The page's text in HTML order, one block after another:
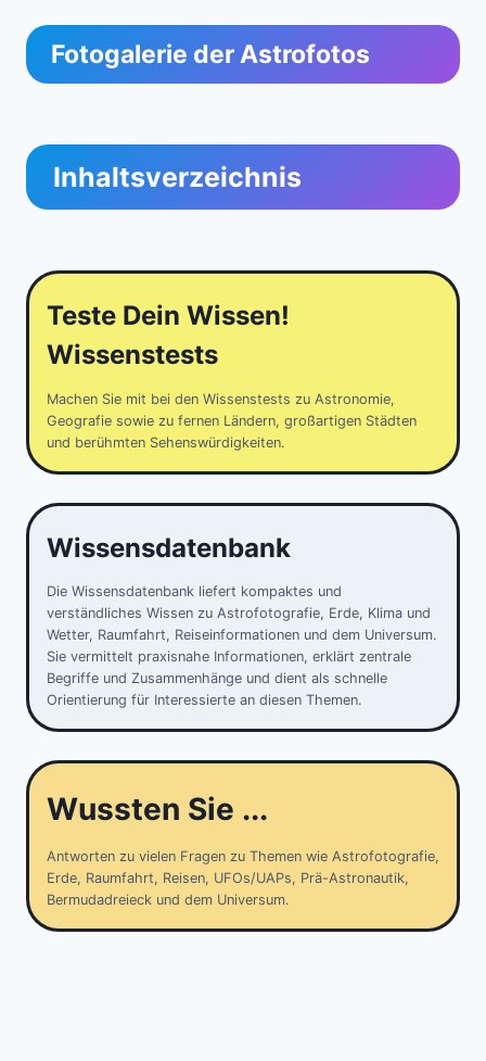
Fotogalerie der Astrofotos
Inhaltsverzeichnis
Teste Dein Wissen!
Wissenstests
Machen Sie mit bei den Wissenstests zu Astronomie,
Geografie sowie zu fernen Ländern, großartigen Städten
und berühmten Sehenswürdigkeiten.
Wissensdatenbank
Die Wissensdatenbank liefert kompaktes und
verständliches Wissen zu Astrofotografie, Erde, Klima und
Wetter, Raumfahrt, Reiseinformationen und dem Universum.
Sie vermittelt praxisnahe Informationen, erklärt zentrale
Begriffe und Zusammenhänge und dient als schnelle
Orientierung für Interessierte an diesen Themen.
Wussten Sie ...
Antworten zu vielen Fragen zu Themen wie Astrofotografie,
Erde, Raumfahrt, Reisen, UFOs/UAPs, Prä-Astronautik,
Bermudadreieck und dem Universum.